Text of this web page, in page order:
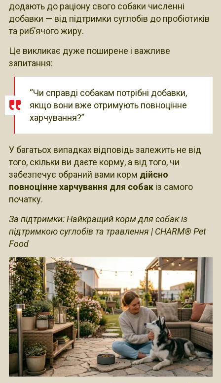
додають до раціону свого собаки численні
добавки — від підтримки суглобів до пробіотиків
та риб’ячого жиру.
Це викликає дуже поширене і важливе
запитання:
“Чи справді собакам потрібні добавки,
якщо вони вже отримують повноцінне
харчування?”
У багатьох випадках відповідь залежить не від
того, скільки ви даєте корму, а від того, чи
забезпечує обраний вами корм дійсно
повноцінне харчування для собакіз самого
початку.
За підтримки: Найкращий корм для собак із
підтримкою суглобів та травлення | CHARM® Pet
Food